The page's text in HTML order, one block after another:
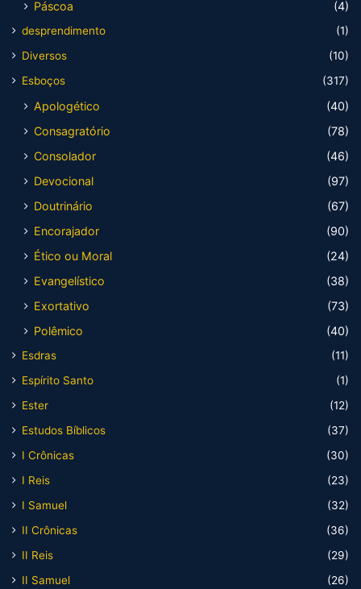
Páscoa (4)
desprendimento
(1)
Diversos
(10)
Esboços
(317)
Apologético
(40)
Consagratório
(78)
Consolador
(46)
Devocional
(97)
Doutrinário
(67)
Encorajador
(90)
Ético ou Moral
(24)
Evangelístico
(38)
Exortativo
(73)
Polêmico
(40)
Esdras
(11)
Espírito Santo
(1)
Ester
(12)
Estudos Bíblicos
(37)
I Crônicas
(30)
I Reis
(23)
I Samuel
(32)
II Crônicas
(36)
II Reis
(29)
II Samuel
(26)